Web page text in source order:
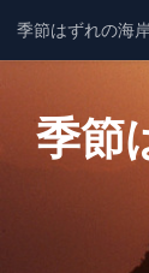
コンテンツへ
季節はずれの海
季節